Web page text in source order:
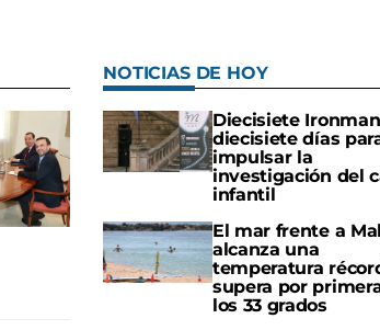
NOTICIAS DE HOY
Diecisiete
diecisiete días
impulsar la
investigación del
infantil
El mar frente a
alcanza una
temperatura
supera por
los 33 grados